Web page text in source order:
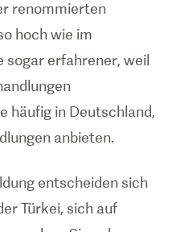
renommierten
hoch wie im
sogar erfahrener, weil
häufig in Deutschland,
anbieten.
entscheiden sich
Türkei, sich auf